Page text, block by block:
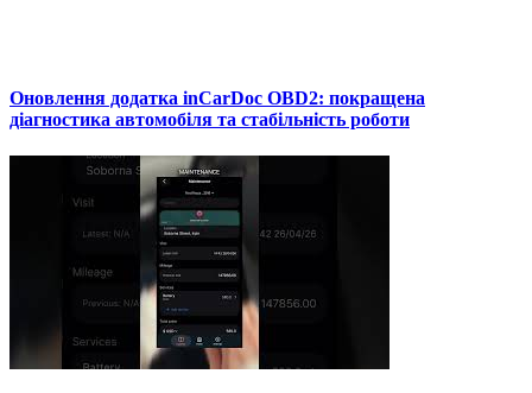
Оновлення додатка inCarDoc OBD2: покращена
діагностика автомобіля та стабільність роботи